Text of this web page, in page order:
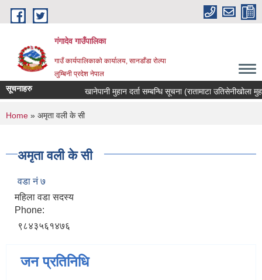
Skip to main content
गंगादेव गाउँपालिका
गाउँ कार्यपालिकाको कार्यालय, सानडाँडा रोल्पा
लुम्बिनी प्रदेश नेपाल
सूचनाहरु खानेपानी मुहान दर्ता सम्बन्धि सूचना (रातामाटा उतिसेनीखोला मुहान)
You are here
Home » अमृता वली के सी
अमृता वली के सी
वडा नं ७
महिला वडा सदस्य
Phone:
९८४३५६१४७६
जन प्रतिनिधि